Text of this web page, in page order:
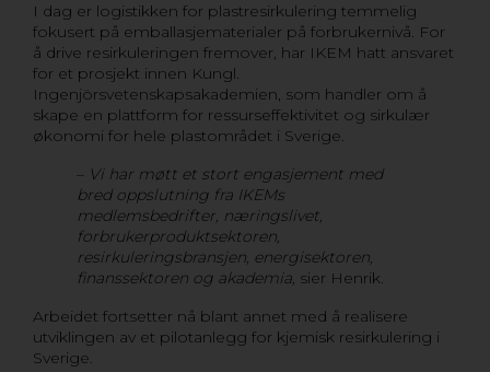
I dag er logistikken for plastresirkulering temmelig
fokusert på emballasjematerialer på forbrukernivå. For
å drive resirkuleringen fremover, har IKEM hatt ansvaret
for et prosjekt innen Kungl.
Ingenjörsvetenskapsakademien, som handler om å
skape en plattform for ressurseffektivitet og sirkulær
økonomi for hele plastområdet i Sverige.
– Vi har møtt et stort engasjement med
bred oppslutning fra IKEMs
medlemsbedrifter, næringslivet,
forbrukerproduktsektoren,
resirkuleringsbransjen, energisektoren,
finanssektoren og akademia, sier Henrik.
Arbeidet fortsetter nå blant annet med å realisere
utviklingen av et pilotanlegg for kjemisk resirkulering i
Sverige.